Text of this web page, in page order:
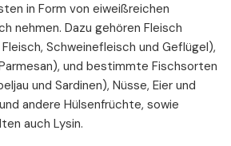
in Form von eiweißreichen
nehmen. Dazu gehören Fleisch
Schweinefleisch und Geflügel),
und bestimmte Fischsorten
und Sardinen), Nüsse, Eier und
andere Hülsenfrüchte, sowie
auch Lysin.